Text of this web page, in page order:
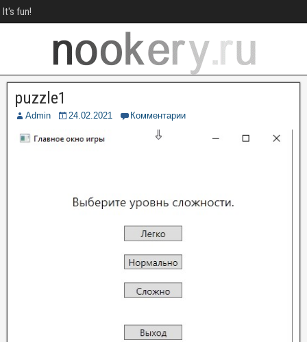
It's fun!
puzzle1
Admin 24.02.2021 Комментарии